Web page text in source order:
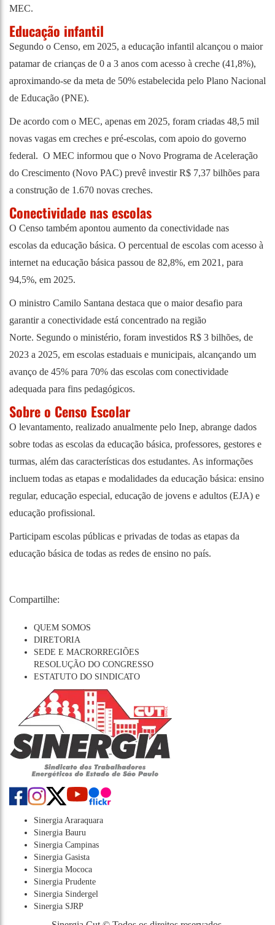
MEC.
Educação infantil
Segundo o Censo, em 2025, a educação infantil alcançou o maior
patamar de crianças de 0 a 3 anos com acesso à creche (41,8%),
aproximando-se da meta de 50% estabelecida pelo Plano Nacional
de Educação (PNE).
De acordo com o MEC, apenas em 2025, foram criadas 48,5 mil
novas vagas em creches e pré-escolas, com apoio do governo
federal. O MEC informou que o Novo Programa de Aceleração
do Crescimento (Novo PAC) prevê investir R$ 7,37 bilhões para
a construção de 1.670 novas creches.
Conectividade nas escolas
O Censo também apontou aumento da conectividade nas
escolas da educação básica. O percentual de escolas com acesso à
internet na educação básica passou de 82,8%, em 2021, para
94,5%, em 2025.
O ministro Camilo Santana destaca que o maior desafio para
garantir a conectividade está concentrado na região
Norte. Segundo o ministério, foram investidos R$ 3 bilhões, de
2023 a 2025, em escolas estaduais e municipais, alcançando um
avanço de 45% para 70% das escolas com conectividade
adequada para fins pedagógicos.
Sobre o Censo Escolar
O levantamento, realizado anualmente pelo Inep, abrange dados
sobre todas as escolas da educação básica, professores, gestores e
turmas, além das características dos estudantes. As informações
incluem todas as etapas e modalidades da educação básica: ensino
regular, educação especial, educação de jovens e adultos (EJA) e
educação profissional.
Participam escolas públicas e privadas de todas as etapas da
educação básica de todas as redes de ensino no país.
Compartilhe:
QUEM SOMOS
DIRETORIA
SEDE E MACRORREGIÕES
RESOLUÇÃO DO CONGRESSO
ESTATUTO DO SINDICATO
Sinergia Araraquara
Sinergia Bauru
Sinergia Campinas
Sinergia Gasista
Sinergia Mococa
Sinergia Prudente
Sinergia Sindergel
Sinergia SJRP